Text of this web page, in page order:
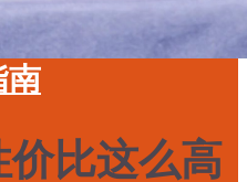
南
比这么高